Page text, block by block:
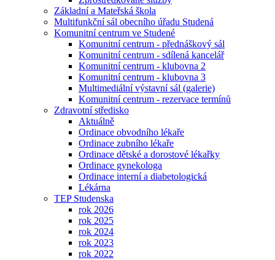
Základní a Mateřská škola
Multifunkční sál obecního úřadu Studená
Komunitní centrum ve Studené
Komunitní centrum - přednáškový sál
Komunitní centrum - sdílená kancelář
Komunitní centrum - klubovna 2
Komunitní centrum - klubovna 3
Multimediální výstavní sál (galerie)
Komunitní centrum - rezervace termínů
Zdravotní středisko
Aktuálně
Ordinace obvodního lékaře
Ordinace zubního lékaře
Ordinace dětské a dorostové lékařky
Ordinace gynekologa
Ordinace interní a diabetologická
Lékárna
TEP Studenska
rok 2026
rok 2025
rok 2024
rok 2023
rok 2022